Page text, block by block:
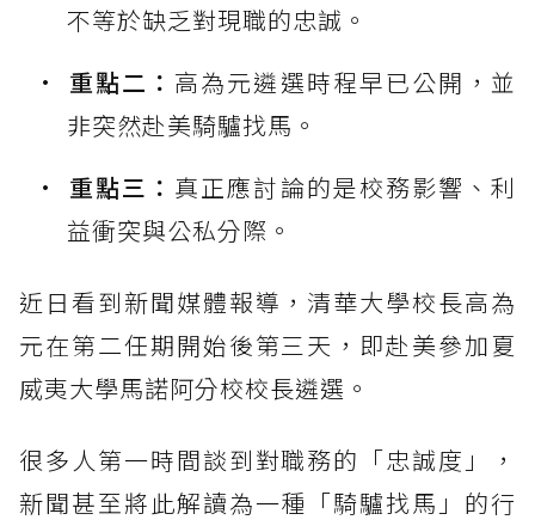
不等於缺乏對現職的忠誠。
重點二： 高為元遴選時程早已公開，並
非突然赴美騎驢找馬。
重點三： 真正應討論的是校務影響、利
益衝突與公私分際。
近日看到新聞媒體報導，清華大學校長高為
元在第二任期開始後第三天，即赴美參加夏
威夷大學馬諾阿分校校長遴選。
很多人第一時間談到對職務的「忠誠度」，
新聞甚至將此解讀為一種「騎驢找馬」的行